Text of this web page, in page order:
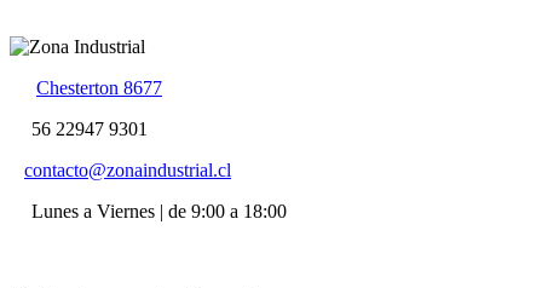
Chesterton 8677
56 22947 9301
contacto@zonaindustrial.cl
Lunes a Viernes | de 9:00 a 18:00